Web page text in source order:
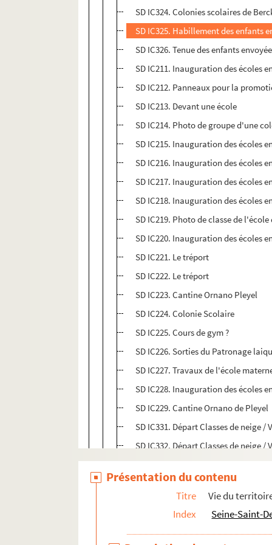
SD IC324. Colonies scolaires de
SD IC325. Habillement des enfants
SD IC326. Tenue des enfants
SD IC211. Inauguration des écoles
SD IC212. Panneaux pour la
SD IC213. Devant une école
SD IC214. Photo de groupe d'une
SD IC215. Inauguration des écoles
SD IC216. Inauguration des écoles
SD IC217. Inauguration des écoles
SD IC218. Inauguration des écoles
SD IC219. Photo de classe de
SD IC220. Inauguration des écoles
SD IC221. Le tréport
SD IC222. Le tréport
SD IC223. Cantine Ornano Pleyel
SD IC224. Colonie Scolaire
SD IC225. Cours de gym ?
SD IC226. Sorties du Patronage
SD IC227. Travaux de l'école
SD IC228. Inauguration des écoles
SD IC229. Cantine Ornano de Pleyel
SD IC331. Départ Classes de neige
SD IC332. Départ Classes de neige
SD IC333. Départ Classes de neige
SD IC341. Œuvres des colonies de
SD IC342. Départ colonies
SD IC343. Lauréats du CEP. Sortie
Présentation du contenu
Titre
Vie du
Index
Seine-Saint-